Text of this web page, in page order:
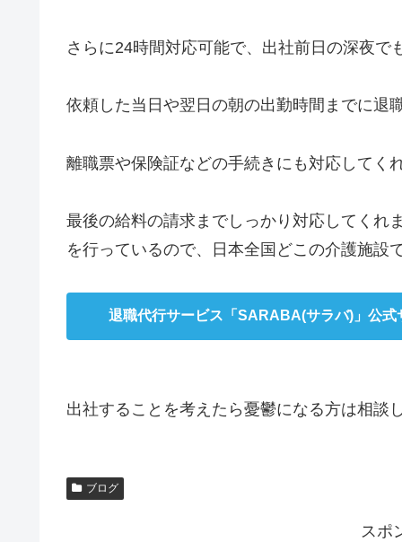
さらに24時間対応可能で、出社前日の深夜で
依頼した当日や翌日の朝の出勤時間までに退
離職票や保険証などの手続きにも対応してく
最後の給料の請求までしっかり対応してくれ
を行っているので、日本全国どこの介護施設
退職代行サービス「SARABA(サラバ)」公式
出社することを考えたら憂鬱になる方は相談
ブログ
スポ